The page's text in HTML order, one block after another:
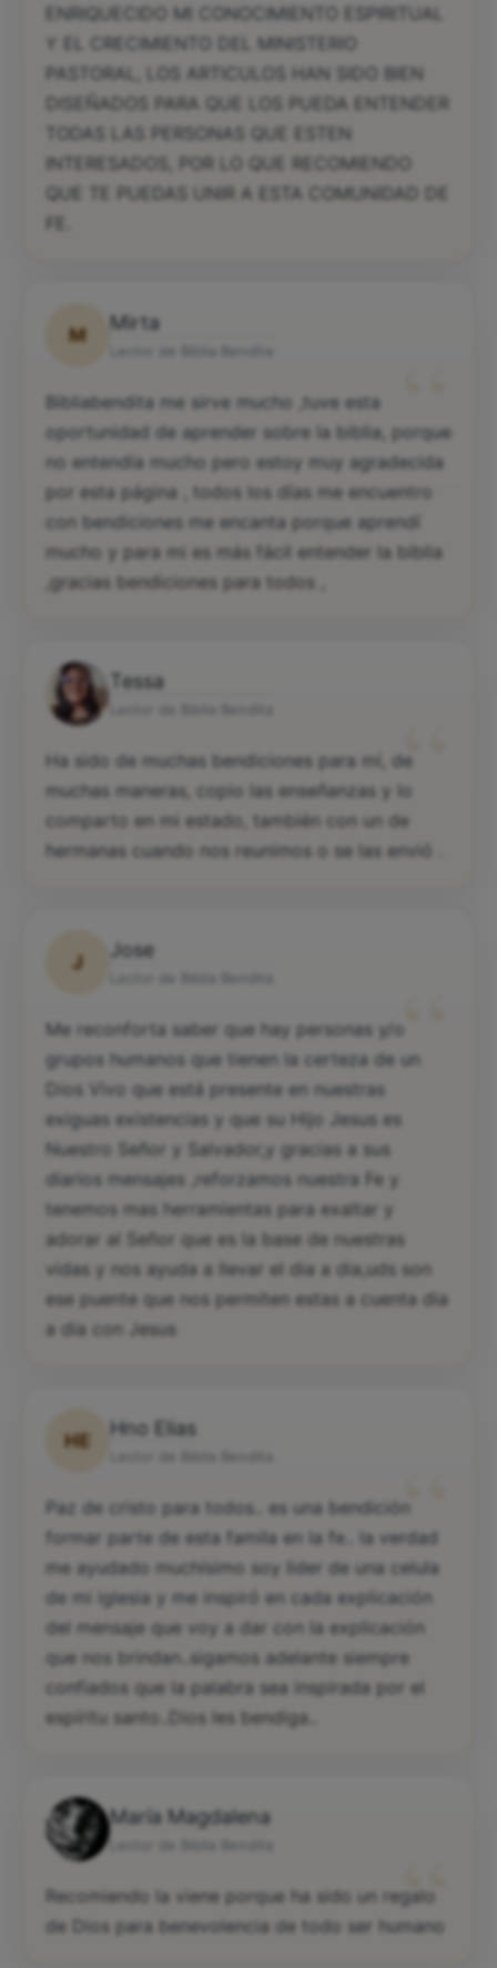
ENRIQUECIDO MI CONOCIMIENTO ESPIRITUAL
Y EL CRECIMIENTO DEL MINISTERIO
PASTORAL, LOS ARTICULOS HAN SIDO BIEN
DISEÑADOS PARA QUE LOS PUEDA ENTENDER
TODAS LAS PERSONAS QUE ESTEN
INTERESADOS, POR LO QUE RECOMIENDO
QUE TE PUEDAS UNIR A ESTA COMUNIDAD DE
M
Mirta
“
Bibliabendita me sirve mucho ,tuve esta
oportunidad de aprender sobre la biblia, porque
no entendía mucho pero estoy muy agradecida
por esta página , todos los días me encuentro
con bendiciones me encanta porque aprendí
mucho y para mi es más fácil entender la biblia
,gracias bendiciones para todos ,
Tessa
“
Ha sido de muchas bendiciones para mí, de
muchas maneras, copio las enseñanzas y lo
comparto en mi estado, también con un de
hermanas cuando nos reunimos o se las envió .
J
Jose
“
Me reconforta saber que hay personas y/o
grupos humanos que tienen la certeza de un
Dios Vivo que está presente en nuestras
exiguas existencias y que su Hijo Jesus es
Nuestro Señor y Salvador,y gracias a sus
diarios mensajes ,reforzamos nuestra Fe y
tenemos mas herramientas para exaltar y
adorar al Señor que es la base de nuestras
vidas y nos ayuda a llevar el dia a dia,uds son
ese puente que nos permiten estas a cuenta dia
a dia con Jesus
HE
Hno Elias
“
Paz de cristo para todos.. es una bendición
formar parte de esta famila en la fe.. la verdad
me ayudado muchísimo soy lider de una celula
de mi iglesia y me inspiró en cada explicación
del mensaje que voy a dar con la explicación
que nos brindan..sigamos adelante siempre
confiados que la palabra sea inspirada por el
espíritu santo..Dios les bendiga..
María Magdalena
“
Recomiendo la viene porque ha sido un regalo
de Dios para benevolencia de todo ser humano